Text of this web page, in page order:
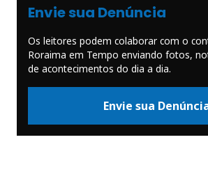
Envie sua Denúncia
Os leitores podem colaborar com o
Roraima em Tempo enviando fotos,
de acontecimentos do dia a dia.
Envie sua